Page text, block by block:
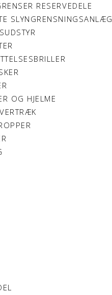
RESERVEDELE
SLYNGRENSNINGSANLÆG
OG HJELME